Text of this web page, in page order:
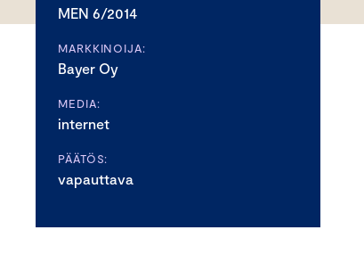
MEN 6/2014
MARKKINOIJA:
Bayer Oy
MEDIA:
internet
PÄÄTÖS:
vapauttava